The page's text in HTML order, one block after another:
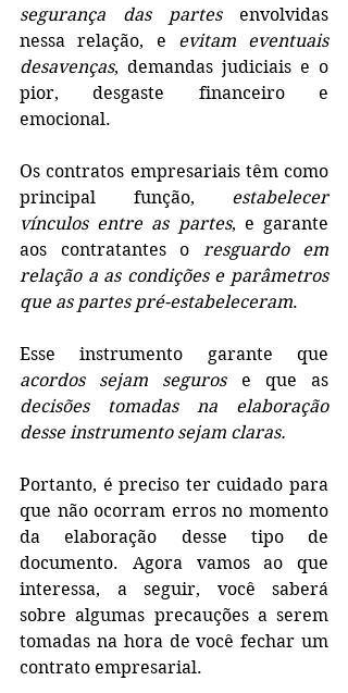
segurança das partes envolvidas
nessa relação, e evitam eventuais
desavenças, demandas judiciais e o
pior, desgaste financeiro e
emocional.
Os contratos empresariais têm como
principal função, estabelecer
vínculos entre as partes, e garante
aos contratantes o resguardo em
relação a as condições e parâmetros
que as partes pré-estabeleceram.
acordos sejam seguros
decisões tomadas na elaboração
desse instrumento sejam claras.
Portanto, é preciso ter cuidado para
que não ocorram erros no momento
da elaboração desse tipo de
documento. Agora vamos ao que
interessa, a seguir, você saberá
sobre algumas precauções a serem
tomadas na hora de você fechar um
contrato empresarial.